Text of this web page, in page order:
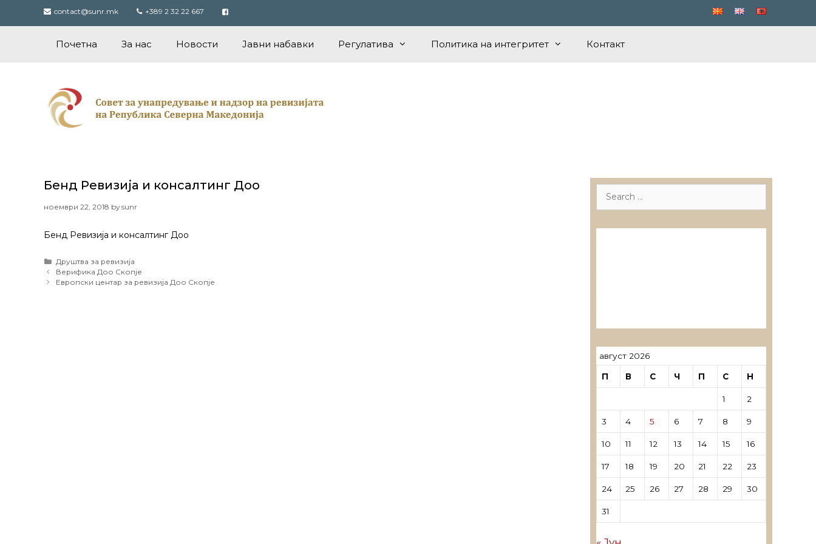
contact@sunr.mk +389 2 32 22 667
Почетна За нас Новости Јавни набавки Регулатива Политика на интегритет Контакт
Бенд Ревизија и консалтинг Доо
ноември 22, 2018 bysunr
Бенд Ревизија и консалтинг Доо
Categories
Друштва за ревизија
Post
navigation
Верифика Доо Скопје
Европски центар за ревизија Доо Скопје
Search
август 2026
П В С Ч П С Н
1 2
3 4 5 6 7 8 9
10 11 12 13 14 15 16
17 18 19 20 21 22 23
24 25 26 27 28 29 30
31